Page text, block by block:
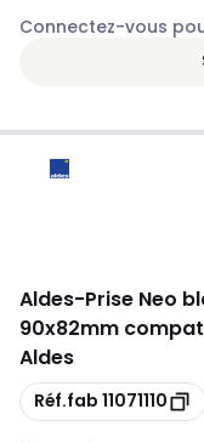
Connectez-vous
Aldes-Prise Neo
90x82mm
Aldes
Copie
Réf.fab 11071110